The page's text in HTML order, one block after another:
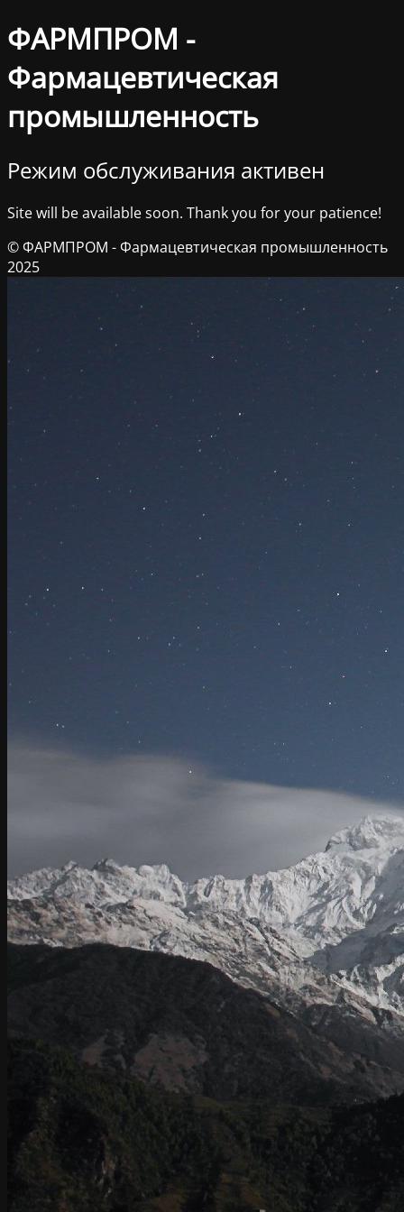
ФАРМПРОМ -
Фармацевтическая
промышленность
Режим обслуживания активен
Site will be available soon. Thank you for your patience!
© ФАРМПРОМ - Фармацевтическая промышленность
2025